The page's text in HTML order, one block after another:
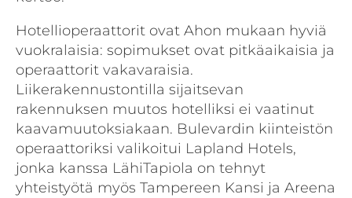
Hotellioperaattorit ovat Ahon mukaan hyviä
vuokralaisia: sopimukset ovat pitkäaikaisia ja
operaattorit vakavaraisia.
Liikerakennustontilla sijaitsevan
rakennuksen muutos hotelliksi ei vaatinut
kaavamuutoksiakaan. Bulevardin kiinteistön
operaattoriksi valikoitui Lapland Hotels,
jonka kanssa LähiTapiola on tehnyt
yhteistyötä myös Tampereen Kansi ja Areena